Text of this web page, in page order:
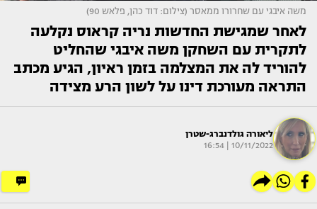
משה איבגי עם שחרורו ממאסר (צילום: דוד כהן, פלאש 90)
לאחר שמגישת החדשות נריה קראוס נקלעה
לתקרית עם השחקן משה איבגי שהחליט
להוריד לה את המצלמה בזמן ראיון, הגיע מכתב
התראה מעורכת דינו על לשון הרע מצידה
ליאורה גולדנברג-שטרן
10/11/2022 | 16:54